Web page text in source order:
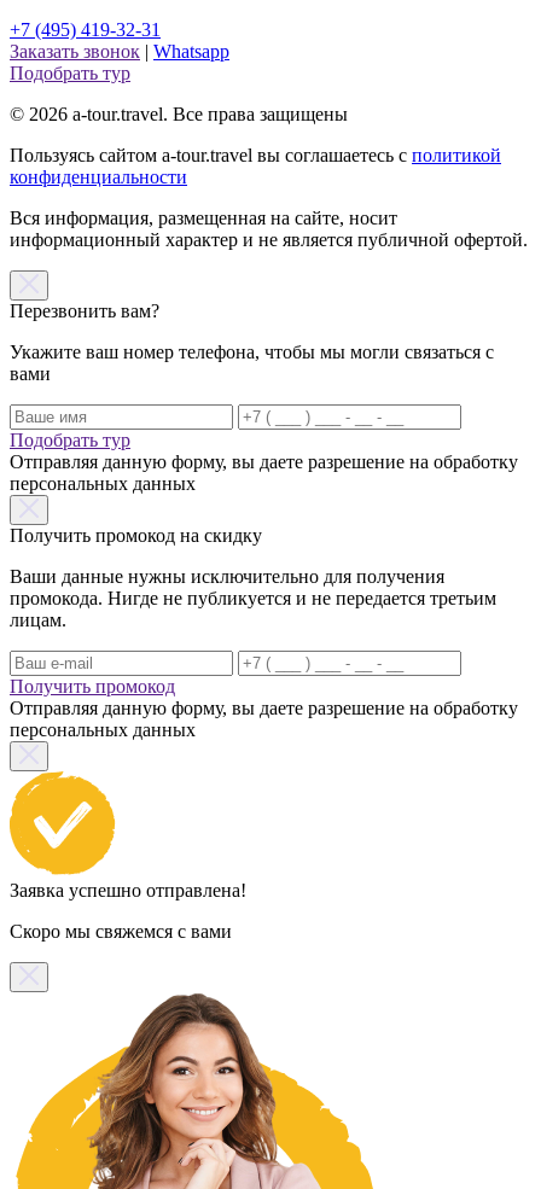
+7 (495) 419-32-31
Заказать звонок | Whatsapp
Подобрать тур
© 2026 a-tour.travel. Все права защищены
Пользуясь сайтом a-tour.travel вы соглашаетесь с политикой
конфиденциальности
Вся информация, размещенная на сайте, носит
информационный характер и не является публичной офертой.
Перезвонить вам?
Укажите ваш номер телефона, чтобы мы могли связаться с
вами
Подобрать тур
Отправляя данную форму, вы даете разрешение на обработку
персональных данных
Получить промокод на скидку
Ваши данные нужны исключительно для получения
промокода. Нигде не публикуется и не передается третьим
лицам.
Получить промокод
Отправляя данную форму, вы даете разрешение на обработку
персональных данных
Заявка успешно отправлена!
Скоро мы свяжемся с вами